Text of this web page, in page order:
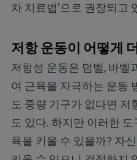
차 치료법'으로 권장되고
저항 운동이 어떻게
저항성 운동은 덤벨, 바벨
여 근육을 자극하는 운동
도 중량 기구가 없다면 저
도 있다. 하지만 이러한
육을 키울 수 있을까? 자